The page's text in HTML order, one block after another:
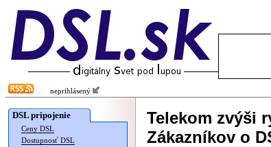
neprihlásený
DSL pripojenie
Ceny DSL
Dostupnosť DSL
Telekom zvýši
Zákazníkov o